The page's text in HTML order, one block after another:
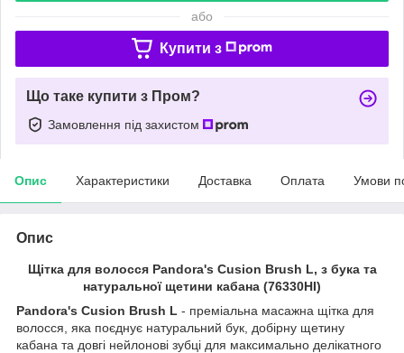
або
Купити з
Що таке купити з Пром?
Замовлення під захистом
Опис Характеристики Доставка Оплата Умови
Опис
Щітка для волосся Pandora's Cusion Brush L, з бука та
натуральної щетини кабана (76330HI)
Pandora's Cusion Brush L - преміальна масажна щітка для
волосся, яка поєднує натуральний бук, добірну щетину
кабана та довгі нейлонові зубці для максимально делікатного